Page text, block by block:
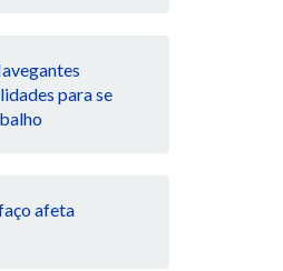
para se
afeta